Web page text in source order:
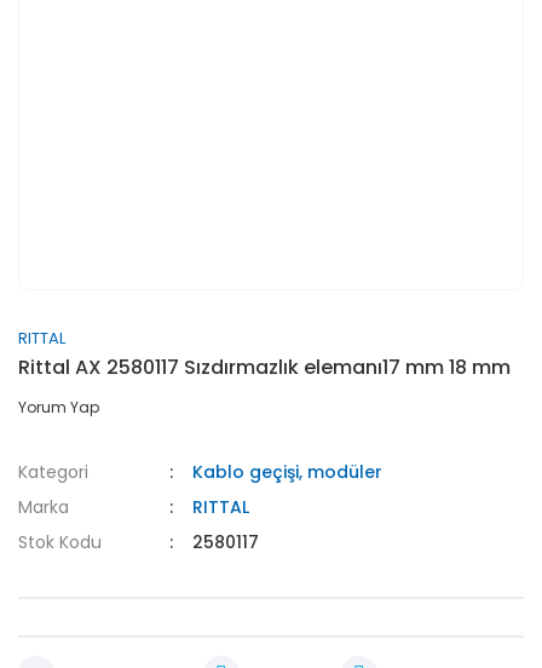
RITTAL
Rittal AX 2580117 Sızdırmazlık elemanı17 mm 18 mm
Yorum Yap
Kategori
Kablo geçişi, modüler
Marka
RITTAL
Stok Kodu
2580117